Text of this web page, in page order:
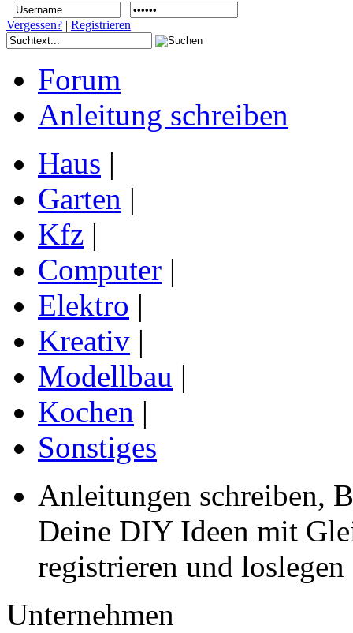
Vergessen? | Registrieren
Forum
Anleitung schreiben
Haus |
Garten |
Kfz |
Computer |
Elektro |
Kreativ |
Modellbau |
Kochen |
Sonstiges
Anleitungen schreiben,
Deine DIY Ideen mit
registrieren und loslegen
Unternehmen